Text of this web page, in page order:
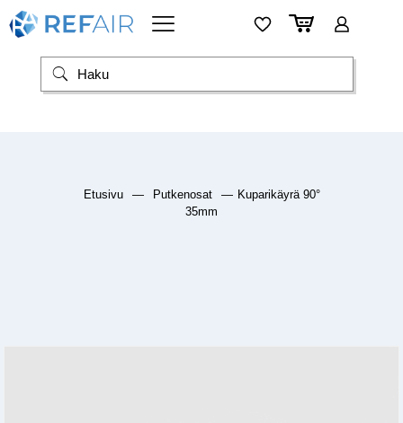
Etusivu — Putkenosat — Kuparikäyrä 90°
35mm